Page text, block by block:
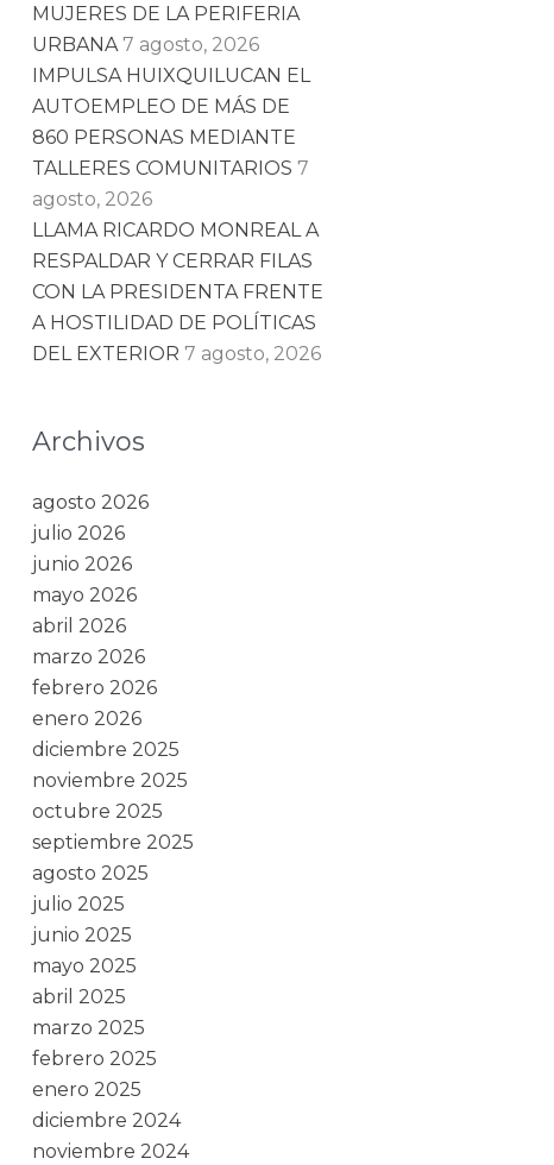
MUJERES DE LA PERIFERIA
URBANA 7 agosto, 2026
IMPULSA HUIXQUILUCAN EL
AUTOEMPLEO DE MÁS DE
860 PERSONAS MEDIANTE
TALLERES COMUNITARIOS 7
agosto, 2026
LLAMA RICARDO MONREAL A
RESPALDAR Y CERRAR FILAS
CON LA PRESIDENTA FRENTE
A HOSTILIDAD DE POLÍTICAS
DEL EXTERIOR 7 agosto, 2026
Archivos
agosto 2026
julio 2026
junio 2026
mayo 2026
abril 2026
marzo 2026
febrero 2026
enero 2026
diciembre 2025
noviembre 2025
octubre 2025
septiembre 2025
agosto 2025
julio 2025
junio 2025
mayo 2025
abril 2025
marzo 2025
febrero 2025
enero 2025
diciembre 2024
noviembre 2024